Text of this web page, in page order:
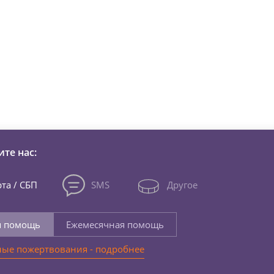
нас:
/ СБП SMS Другое
помощь
Ежемесячная помощь
пожертвования - подробнее